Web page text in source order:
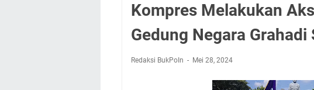
Kompres Melakukan
Gedung Negara Grahadi
Redaksi BukPoIn Mei 28, 2024